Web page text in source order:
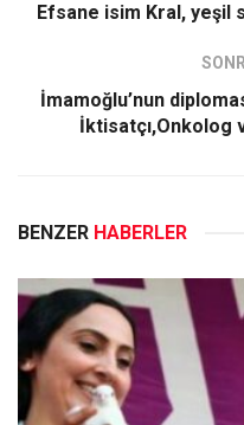
Efsane isim Kral, yeşil
İmamoğlu’nun
İktisatçı,Onkolog
BENZER HABERLER